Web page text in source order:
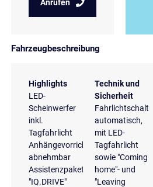
Anrufen
Fahrzeugbeschreibung
Highlights
LED-
Scheinwerfer
inkl.
Tagfahrlicht
Anhängevorrichtung
abnehmbar
Assistenzpaket
"IQ.DRIVE"
Technik und
Sicherheit
automatisch,
mit LED-
Tagfahrlicht
sowie "Coming
home"- und
"Leaving